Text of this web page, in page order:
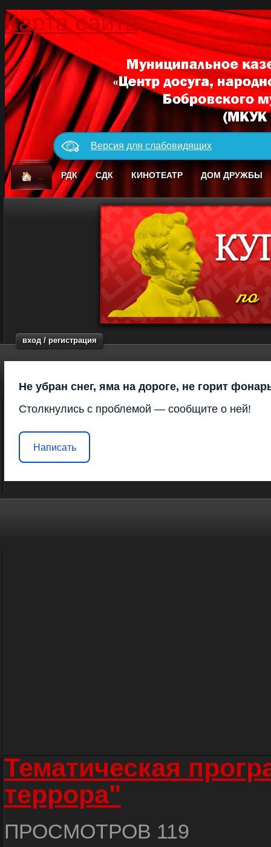
Карта сайта
Версия для слабовидящих
РДК СДК КИНОТЕАТР ДОМ ДРУЖБЫ
вход / регистрация
Не убран снег, яма на дороге, не горит
Столкнулись с проблемой — сообщите о ней!
Написать
Тематическая
террора"
ПРОСМОТРОВ 119